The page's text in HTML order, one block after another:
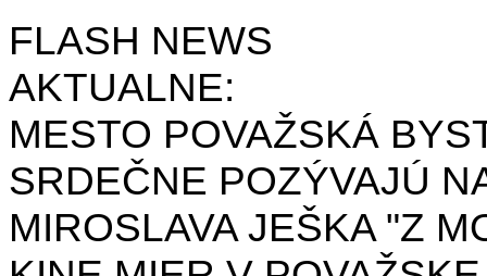
FLASH NEWS
AKTUALNE:
MESTO POVAŽSKÁ
SRDEČNE POZÝVAJÚ
MIROSLAVA JEŠKA "Z